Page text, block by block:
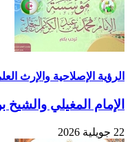
الرؤية الإصلاحية والإرث
الإمام المغيلي
22 جويلية 2026